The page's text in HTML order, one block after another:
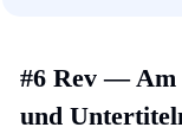
#6 Rev — Am
und